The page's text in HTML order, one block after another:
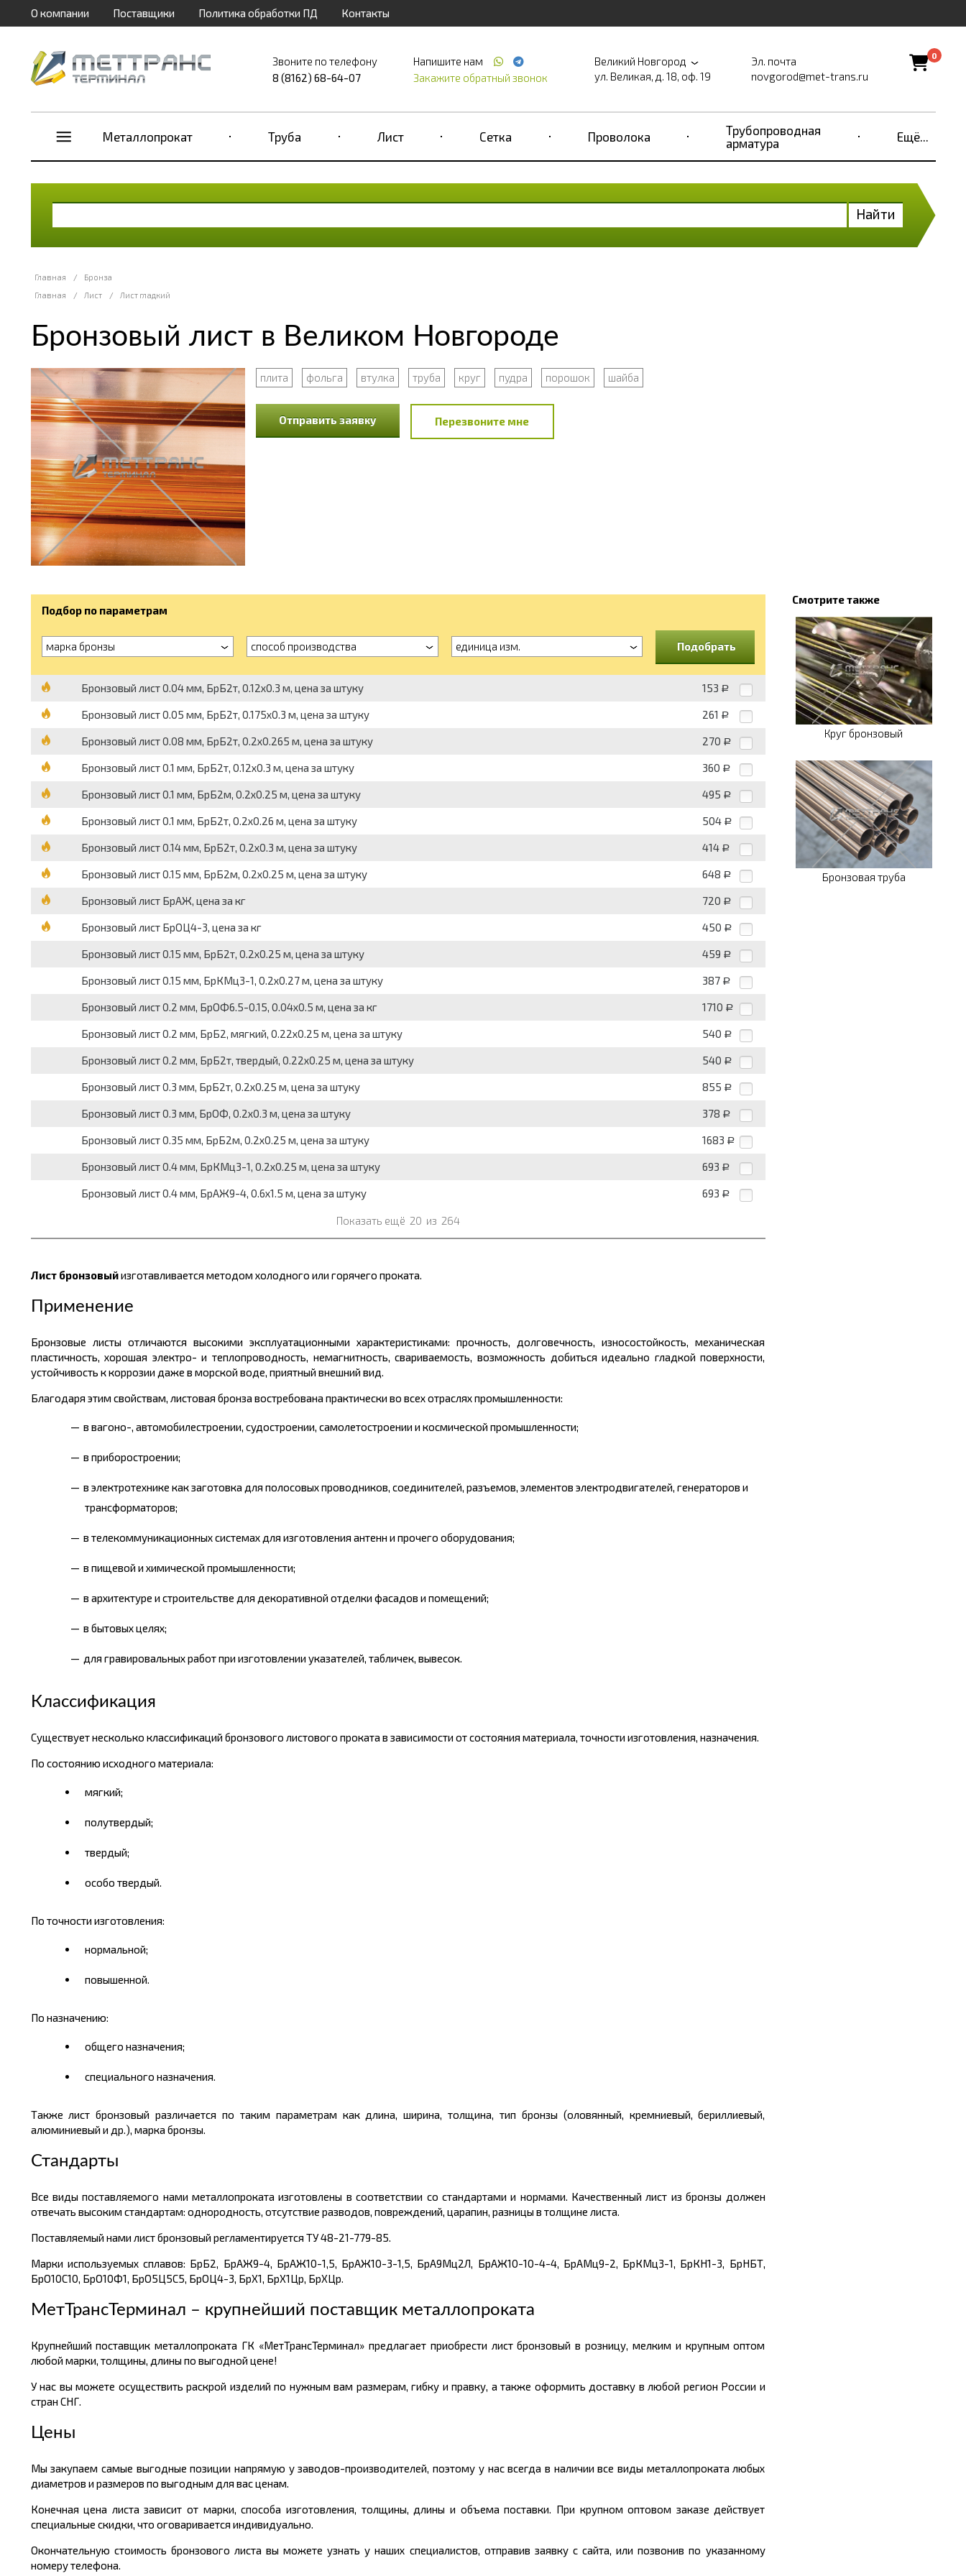
О компании Поставщики Политика обработки ПД Контакты
Звоните по телефону
8 (8162) 68-64-07
Напишите нам
Закажите обратный звонок
Великий Новгород
ул. Великая, д. 18, оф. 19
Эл. почта
novgorod@met-trans.ru
0
Металлопрокат Труба Лист Сетка Проволока
Трубопроводная
арматура
Ещё...
Найти
Главная /
Бронза
Главная
/ Лист / Лист гладкий
Бронзовый лист в Великом Новгороде
плита фольга втулка труба круг пудра порошок шайба
Отправить заявку Перезвоните мне
Подбор по параметрам
марка бронзы способ производства единица изм. Подобрать
Бронзовый лист 0.04 мм, БрБ2т, 0.12х0.3 м, цена за штуку 153 Р
Бронзовый лист 0.05 мм, БрБ2т, 0.175х0.3 м, цена за штуку 261 Р
Бронзовый лист 0.08 мм, БрБ2т, 0.2х0.265 м, цена за штуку 270 Р
Бронзовый лист 0.1 мм, БрБ2т, 0.12х0.3 м, цена за штуку 360 Р
Бронзовый лист 0.1 мм, БрБ2м, 0.2х0.25 м, цена за штуку 495 Р
Бронзовый лист 0.1 мм, БрБ2т, 0.2х0.26 м, цена за штуку 504 Р
Бронзовый лист 0.14 мм, БрБ2т, 0.2х0.3 м, цена за штуку 414 Р
Бронзовый лист 0.15 мм, БрБ2м, 0.2х0.25 м, цена за штуку 648 Р
Бронзовый лист БрАЖ, цена за кг 720 Р
Бронзовый лист БрОЦ4-3, цена за кг 450 Р
Бронзовый лист 0.15 мм, БрБ2т, 0.2х0.25 м, цена за штуку 459 Р
Бронзовый лист 0.15 мм, БрКМц3-1, 0.2х0.27 м, цена за штуку 387 Р
Бронзовый лист 0.2 мм, БрОФ6.5-0.15, 0.04х0.5 м, цена за кг 1710 Р
Бронзовый лист 0.2 мм, БрБ2, мягкий, 0.22х0.25 м, цена за штуку 540 Р
Бронзовый лист 0.2 мм, БрБ2т, твердый, 0.22х0.25 м, цена за штуку 540 Р
Бронзовый лист 0.3 мм, БрБ2т, 0.2х0.25 м, цена за штуку 855 Р
Бронзовый лист 0.3 мм, БрОФ, 0.2х0.3 м, цена за штуку 378 Р
Бронзовый лист 0.35 мм, БрБ2м, 0.2х0.25 м, цена за штуку 1683 Р
Бронзовый лист 0.4 мм, БрКМц3-1, 0.2х0.25 м, цена за штуку 693 Р
Бронзовый лист 0.4 мм, БрАЖ9-4, 0.6х1.5 м, цена за штуку 693 Р
Показать ещё 20 из 264
Лист бронзовыйизготавливается методом холодного или горячего проката.
Применение
Бронзовые листы отличаются высокими эксплуатационными характеристиками: прочность, долговечность, износостойкость, механическая
пластичность, хорошая электро- и теплопроводность, немагнитность, свариваемость, возможность добиться идеально гладкой поверхности,
устойчивость к коррозии даже в морской воде, приятный внешний вид.
Благодаря этим свойствам, листовая бронза востребована практически во всех отраслях промышленности:
в вагоно-, автомобилестроении, судостроении, самолетостроении и космической промышленности;
в приборостроении;
в электротехнике как заготовка для полосовых проводников, соединителей, разъемов, элементов электродвигателей, генераторов и
трансформаторов;
в телекоммуникационных системах для изготовления антенн и прочего оборудования;
в пищевой и химической промышленности;
в архитектуре и строительстве для декоративной отделки фасадов и помещений;
в бытовых целях;
для гравировальных работ при изготовлении указателей, табличек, вывесок.
Классификация
Существует несколько классификаций бронзового листового проката в зависимости от состояния материала, точности изготовления, назначения.
По состоянию исходного материала:
мягкий;
полутвердый;
твердый;
особо твердый.
По точности изготовления:
нормальной;
повышенной.
По назначению:
общего назначения;
специального назначения.
Также лист бронзовый различается по таким параметрам как длина, ширина, толщина, тип бронзы (оловянный, кремниевый, бериллиевый,
алюминиевый и др.), марка бронзы.
Стандарты
Все виды поставляемого нами металлопроката изготовлены в соответствии со стандартами и нормами. Качественный лист из бронзы должен
отвечать высоким стандартам: однородность, отсутствие разводов, повреждений, царапин, разницы в толщине листа.
Поставляемый нами лист бронзовый регламентируется ТУ 48-21-779-85.
Марки используемых сплавов: БрБ2, БрАЖ9-4, БрАЖ10-1,5, БрАЖ10-3-1,5, БрА9Мц2Л, БрАЖ10-10-4-4, БрАМц9-2, БрКМц3-1, БрКН1-3, БрНБТ,
БрО10С10, БрО10Ф1, БрО5Ц5С5, БрОЦ4-3, БрХ1, БрХ1Цр, БрХЦр.
МетТрансТерминал – крупнейший поставщик металлопроката
Крупнейший поставщик металлопроката ГК «МетТрансТерминал» предлагает приобрести лист бронзовый в розницу, мелким и крупным оптом
любой марки, толщины, длины по выгодной цене!
У нас вы можете осуществить раскрой изделий по нужным вам размерам, гибку и правку, а также оформить доставку в любой регион России и
стран СНГ.
Цены
Мы закупаем самые выгодные позиции напрямую у заводов-производителей, поэтому у нас всегда в наличии все виды металлопроката любых
диаметров и размеров по выгодным для вас ценам.
Конечная цена листа зависит от марки, способа изготовления, толщины, длины и объема поставки. При крупном оптовом заказе действует
специальные скидки, что оговаривается индивидуально.
Окончательную стоимость бронзового листа вы можете узнать у наших специалистов, отправив заявку с сайта, или позвонив по указанному
номеру телефона.
Смотрите также
Круг бронзовый
Бронзовая труба